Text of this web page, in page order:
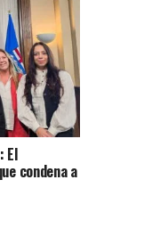
El
condena a